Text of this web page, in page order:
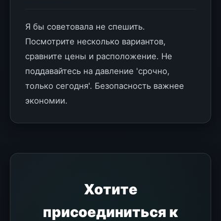
Я бы советовала не спешить.
Посмотрите несколько вариантов,
сравните цены и расположение. Не
поддавайтесь на давление 'срочно,
только сегодня'. Безопасность важнее
экономии.
Хотите
присоединиться к